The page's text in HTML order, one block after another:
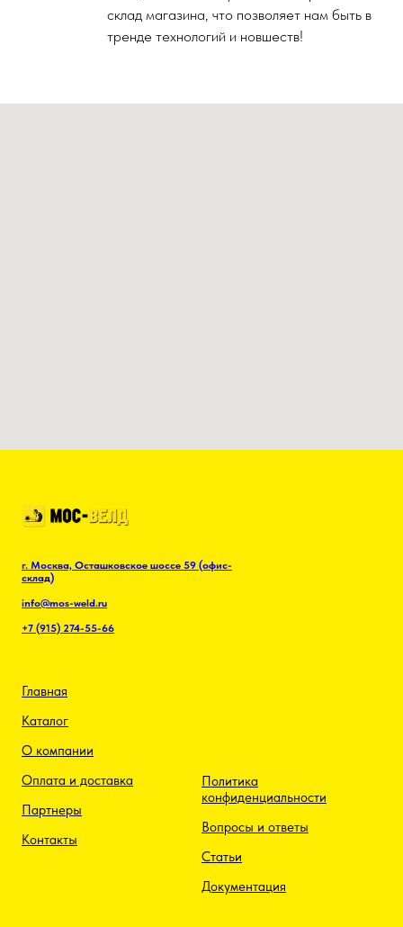
г. Москва, Осташковское шоссе 59 (офис-
склад)
info@mos-weld.ru
+7 (915) 274-55-66
Главная
Каталог
О компании
Оплата и доставка
Партнеры
Контакты
Политика
конфиденциальности
Вопросы и ответы
Статьи
Документация